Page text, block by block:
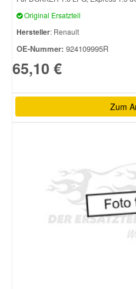
Original Ersatzteil
Hersteller: Renault
OE-Nummer: 924109995R
65,10 €
Zum